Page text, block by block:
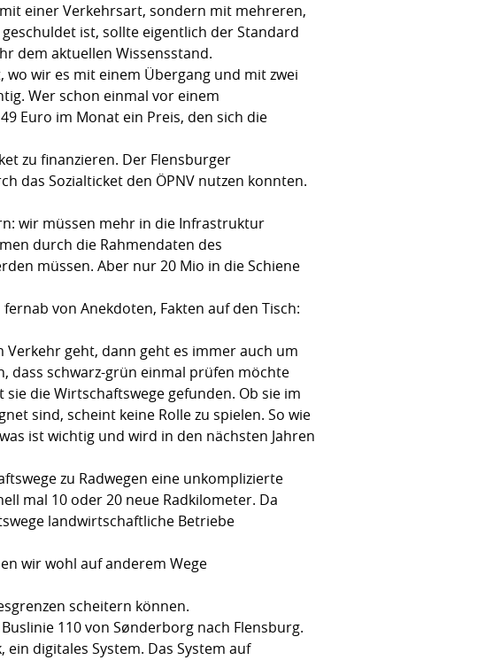
einer Verkehrsart, sondern mit mehreren,
ist, sollte eigentlich der Standard
dem aktuellen Wissensstand.
wir es mit einem Übergang und mit zwei
Wer schon einmal vor einem
Euro im Monat ein Preis, den sich die
zu finanzieren. Der Flensburger
das Sozialticket den ÖPNV nutzen konnten.
wir müssen mehr in die Infrastruktur
durch die Rahmendaten des
müssen. Aber nur 20 Mio in die Schiene
von Anekdoten, Fakten auf den Tisch:
geht, dann geht es immer auch um
dass schwarz-grün einmal prüfen möchte
die Wirtschaftswege gefunden. Ob sie im
sind, scheint keine Rolle zu spielen. So wie
ist wichtig und wird in den nächsten Jahren
zu Radwegen eine unkomplizierte
mal 10 oder 20 neue Radkilometer. Da
landwirtschaftliche Betriebe
wir wohl auf anderem Wege
scheitern können.
110 von Sønderborg nach Flensburg.
digitales System. Das System auf